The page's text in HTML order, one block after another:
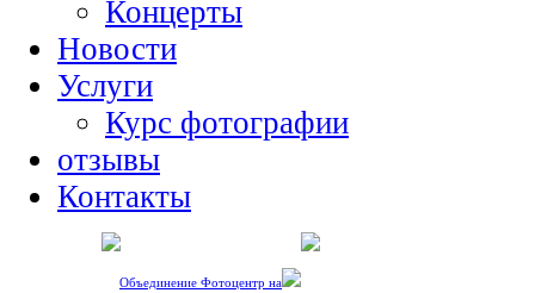
Концерты
Новости
Услуги
Курс фотографии
отзывы
Контакты
Объединение Фотоцентр на